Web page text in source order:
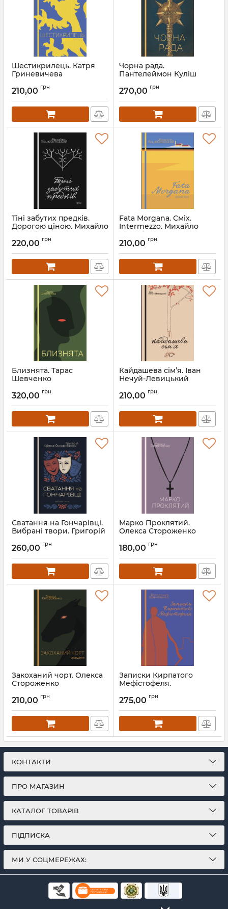
Шестикрилець. Катря
Гриневичева
210,00 грн
Чорна рада.
Пантелеймон Куліш
270,00 грн
Тіні забутих предків.
Дорогою ціною. Михайло
Артикул: Л13305
220,00 грн
Fata Morgana. Сміх.
Intermezzo. Михайло
Артикул: Л13274
210,00 грн
Близнята. Тарас
Шевченко
320,00 грн
Кайдашева сім’я. Іван
Нечуй-Левицький
210,00 грн
Сватання на Гончарівці.
Вибрані твори. Григорій
Артикул: Л13454
260,00 грн
Марко Проклятий.
Олекса Стороженко
180,00 грн
Закоханий чорт. Олекса
Стороженко
210,00 грн
Записки Кирпатого
Мефістофеля.
Артикул: Л13255
275,00 грн
КОНТАКТИ
ПРО МАГАЗИН
КАТАЛОГ ТОВАРІВ
ПІДПИСКА
МИ У СОЦМЕРЕЖАХ: